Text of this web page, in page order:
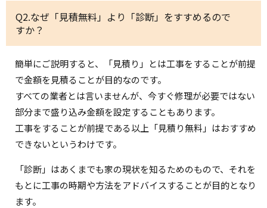
Q2.なぜ「見積無料」より「診断」をすすめるので
すか？
簡単にご説明すると、「見積り」とは工事をすることが前提
で金額を見積ることが目的なのです。
すべての業者とは言いませんが、今すぐ修理が必要ではない
部分まで盛り込み金額を設定することもあります。
工事をすることが前提である以上「見積り無料」はおすすめ
できないというわけです。
「診断」はあくまでも家の現状を知るためのもので、それを
もとに工事の時期や方法をアドバイスすることが目的となり
ます。